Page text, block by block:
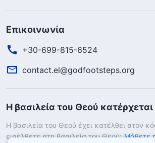
Επικοινωνία
+30-699-815-6524
contact.el@godfootsteps.org
Η βασιλεία του Θεού κατέρχεται
Η βασιλεία του Θεού έχει κατέλθει στον
εισέλθετε στη βασιλεία του Θεού; Μάθετε